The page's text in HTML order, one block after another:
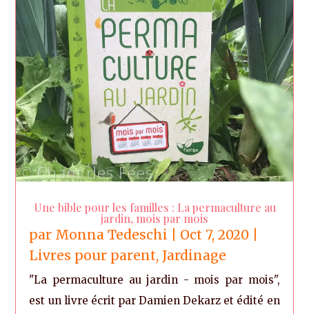
Une bible pour les familles : La permaculture au
jardin, mois par mois
par Monna Tedeschi Oct 7, 2020
Livres pour parent, Jardinage
"La permaculture au jardin - mois par mois",
est un livre écrit par Damien Dekarz et édité en